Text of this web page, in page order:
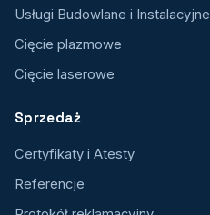
Usługi Budowlane i Instalacyjne
Cięcie plazmowe
Cięcie laserowe
Sprzedaż
Certyfikaty i Atesty
Referencje